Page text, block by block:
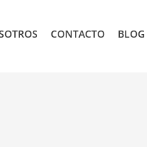
CONTACTO BLOG